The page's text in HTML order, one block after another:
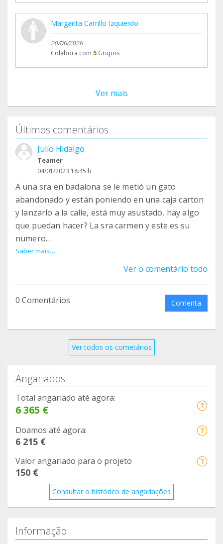
Margarita Carrillo Izquierdo
20/06/2026
Colabora com 5 Grupos
Ver mais
Últimos comentários
Julio Hidalgo
Teamer
04/01/2023 18:45 h
A una sra en badalona se le metió un gato
abandonado y están poniendo en una caja carton
y lanzarlo a la calle, está muy asustado, hay algo
que puedan hacer? La sra carmen y este es su
numero.
+34 656 92 43 43
Saber mais…
Ver o comentário todo
0 Comentários Comenta
Ver todos os cometários
Angariados
Total angariado até agora:
6 365 €
Doamos até agora:
6 215 €
Valor angariado para o projeto
150 €
Consultar o histórico de angariações
Informação